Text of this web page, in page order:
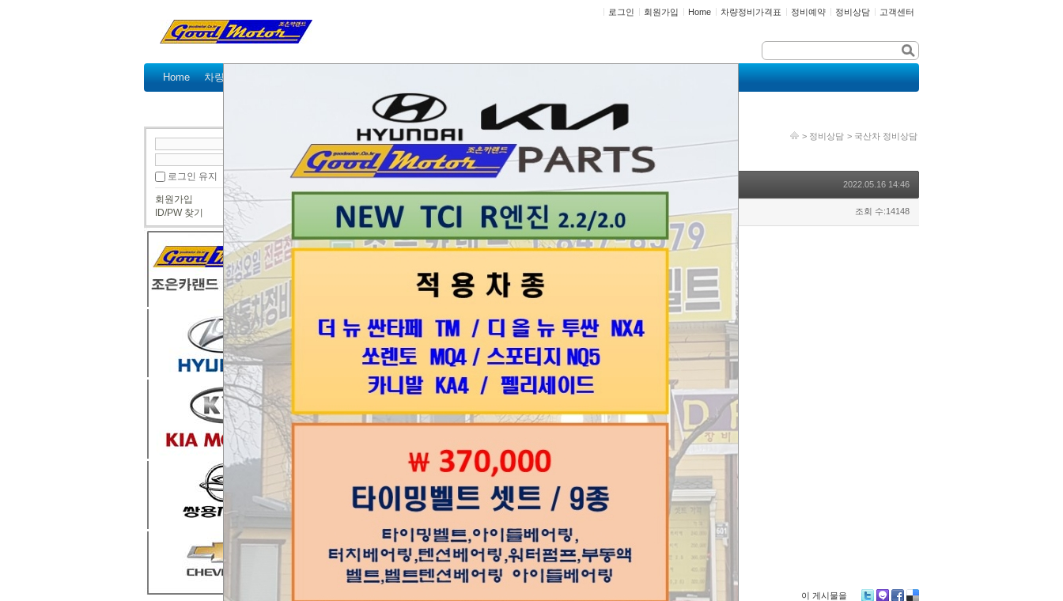
로그인 회원가입 Home 차량정비가격표 정비예약 정비상담 고객센터
Home 차량정비가격표
수입차 정비상담
로그인 유지
회원가입
ID/PW 찾기
> 정비상담 > 국산차 정비상담
● 국산차 정비상담
2022.05.16 14:46
쌍둥이 조회 수:14148
1달 넘게 오래다닐 정비소를 찾았습니다.
집에서 매우 가깝고 정말 괜찮아 보여서 문의 드립니다.
11만3000키로 정도 달렸습니다.
2021년9월 정기검사 결과
P0401 배기가스 재순환(EGR) 흐름량 부족 검출
매연15% 입니다.
5249 기타센서 불량.
시간은 얼마나 걸리나요???
주소를 검색해보니 정비소가 안나오네요???
양주시 마전동 부흥로 1601
여기 맞나요???
차길에서 보이나요???
이 게시물을